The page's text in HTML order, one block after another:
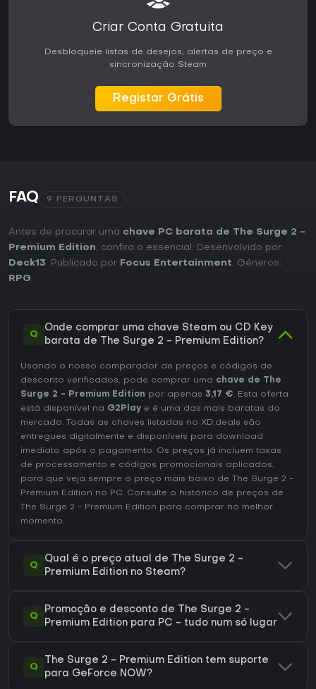
Criar Conta Gratuita
Desbloqueie listas de desejos, alertas de preço e
sincronização Steam
Registar Grátis
FAQ 9 PERGUNTAS
Antes de procurar uma chave PC barata de The Surge 2 -
Premium Edition, confira o essencial. Desenvolvido por
Deck13. Publicado por Focus Entertainment. Géneros:
RPG.
Q
Onde comprar uma chave Steam ou CD Key
barata de The Surge 2 - Premium Edition?
Usando o nosso comparador de preços e códigos de
desconto verificados, pode comprar uma chave de The
Surge 2 - Premium Edition por apenas 3,17 €. Esta oferta
está disponível na G2Play e é uma das mais baratas do
mercado. Todas as chaves listadas no XD.deals são
entregues digitalmente e disponíveis para download
imediato após o pagamento. Os preços já incluem taxas
de processamento e códigos promocionais aplicados,
para que veja sempre o preço mais baixo de The Surge 2 -
Premium Edition no PC. Consulte o histórico de preços de
The Surge 2 - Premium Edition para comprar no melhor
momento.
Q
Qual é o preço atual de The Surge 2 -
Premium Edition no Steam?
Q
Promoção e desconto de The Surge 2 -
Premium Edition para PC - tudo num só lugar
Q
The Surge 2 - Premium Edition tem suporte
para GeForce NOW?